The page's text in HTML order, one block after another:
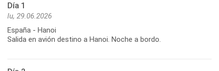
Día 1
lu, 29.06.2026
España - Hanoi
Salida en avión destino a Hanoi. Noche a bordo.